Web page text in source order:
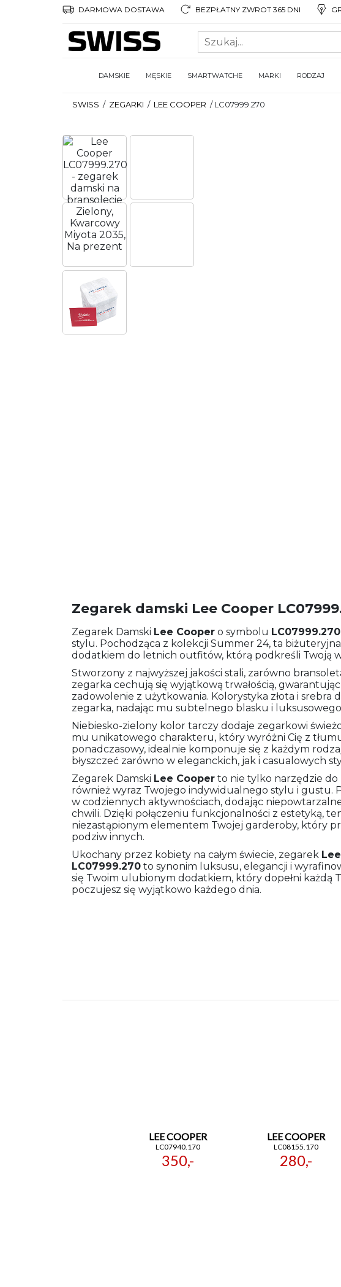
DARMOWA DOSTAWA BEZPŁATNY ZWROT 365 DNI
DAMSKIE MĘSKIE SMARTWATCHE MARKI RODZAJ
SWISS / ZEGARKI / LEE COOPER /LC07999.270
Zegarek damski Lee Cooper
Zegarek Damski Lee Cooper o symbolu LC07999.270
stylu. Pochodząca z kolekcji Summer 24, ta
dodatkiem do letnich outfitów, którą podkreśli Twoją
Stworzony z najwyższej jakości stali, zarówno
zegarka cechują się wyjątkową trwałością,
zadowolenie z użytkowania. Kolorystyka złota i srebra
zegarka, nadając mu subtelnego blasku i
Niebiesko-zielony kolor tarczy dodaje zegarkowi
mu unikatowego charakteru, który wyróżni Cię z
ponadczasowy, idealnie komponuje się z każdym
błyszczeć zarówno w eleganckich, jak i casualowych
Zegarek Damski Lee Cooper to nie tylko narzędzie do
również wyraz Twojego indywidualnego stylu i gustu.
w codziennych aktywnościach, dodając
chwili. Dzięki połączeniu funkcjonalności z estetyką,
niezastąpionym elementem Twojej garderoby, który
podziw innych.
Ukochany przez kobiety na całym świecie, zegarek
LC07999.270 to synonim luksusu, elegancji i
się Twoim ulubionym dodatkiem, który dopełni każdą
poczujesz się wyjątkowo każdego dnia.
LEE COOPER
LC07940.170
350,-
LEE COOPER
LC08155.170
280,-